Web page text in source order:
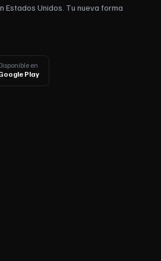
Estados Unidos. Tu nueva forma
en
Play